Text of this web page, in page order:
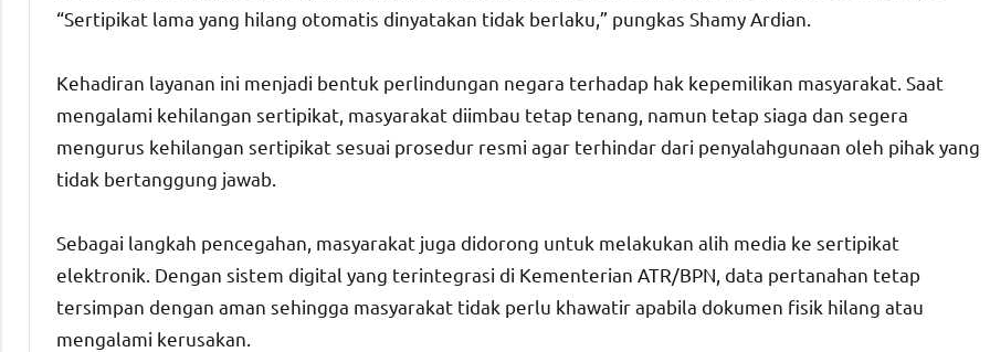
“Sertipikat lama yang hilang otomatis dinyatakan tidak berlaku,” pungkas Shamy Ardian.
Kehadiran layanan ini menjadi bentuk perlindungan negara terhadap hak kepemilikan masyarakat. Saat
mengalami kehilangan sertipikat, masyarakat diimbau tetap tenang, namun tetap siaga dan segera
mengurus kehilangan sertipikat sesuai prosedur resmi agar terhindar dari penyalahgunaan oleh pihak yang
tidak bertanggung jawab.
Sebagai langkah pencegahan, masyarakat juga didorong untuk melakukan alih media ke sertipikat
elektronik. Dengan sistem digital yang terintegrasi di Kementerian ATR/BPN, data pertanahan tetap
tersimpan dengan aman sehingga masyarakat tidak perlu khawatir apabila dokumen fisik hilang atau
mengalami kerusakan.